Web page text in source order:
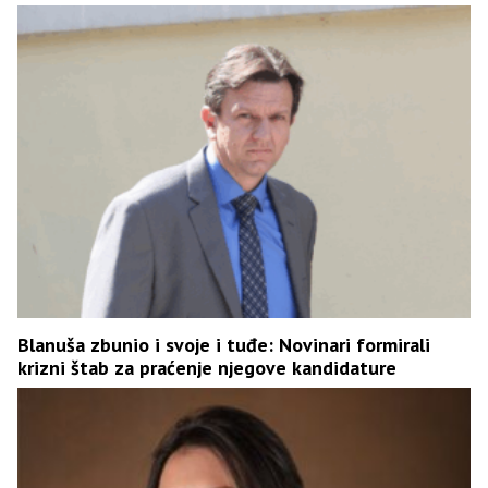
Blanuša zbunio i svoje i tuđe: Novinari formirali
krizni štab za praćenje njegove kandidature